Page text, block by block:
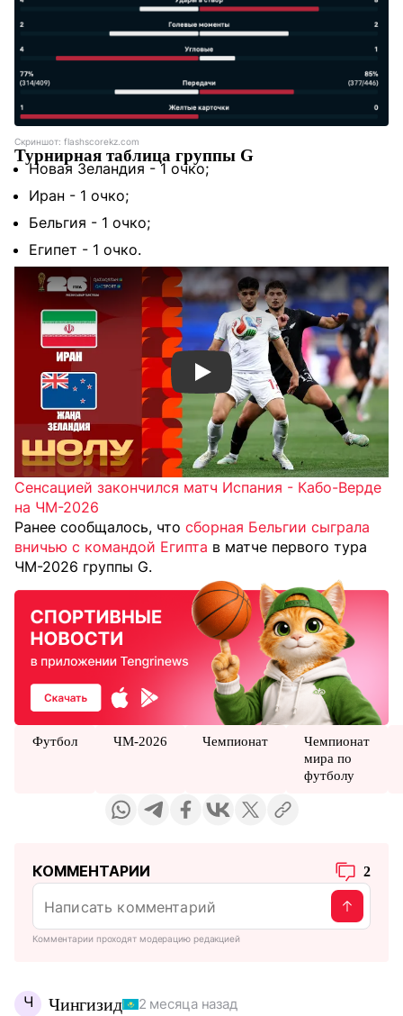
Скриншот: flashscorekz.com
Турнирная таблица группы G
Новая Зеландия - 1 очко;
Иран - 1 очко;
Бельгия - 1 очко;
Египет - 1 очко.
Смотреть видео YouTube
Сенсацией закончился матч Испания - Кабо-Верде
на ЧМ-2026
Ранее сообщалось, что сборная Бельгии сыграла
вничью с командой Египта в матче первого тура
ЧМ-2026 группы G.
Футбол ЧМ-2026 Чемпионат
Чемпионат
мира по
футболу
КОММЕНТАРИИ 2
Комментарии проходят модерацию редакцией
Ч Чингизид 2 месяца назад